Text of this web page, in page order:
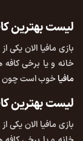
لیست بهترین
بازی مافیا الان
خانه و یا برخی کافه
مافیاخوب است چون می
لیست بهترین
بازی مافیا الان